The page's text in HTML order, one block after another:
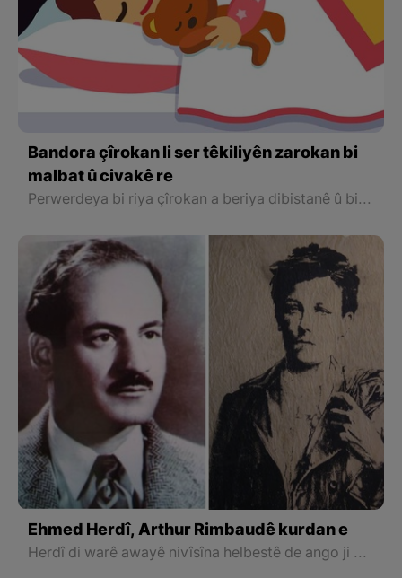
Bandora çîrokan li ser têkiliyên zarokan bi
malbat û civakê re
Perwerdeya bi riya çîrokan a beriya dibistanê û bi wê re, yek ji alên sereke ye ku ji bo dabînkirina paşeroja zarokan dibe alîkar.
Ehmed Herdî, Arthur Rimbaudê kurdan e
Herdî di warê awayê nivîsîna helbestê de ango ji bo nivîsîna helbestê demekê dadine û nivîskar di wê de ziman û şêwaza nivîsandinê bi kurtî tîne û dest ji pênûsê berdide ku em dikarin digel Arthur Rimbaud helsengandinê bikin.